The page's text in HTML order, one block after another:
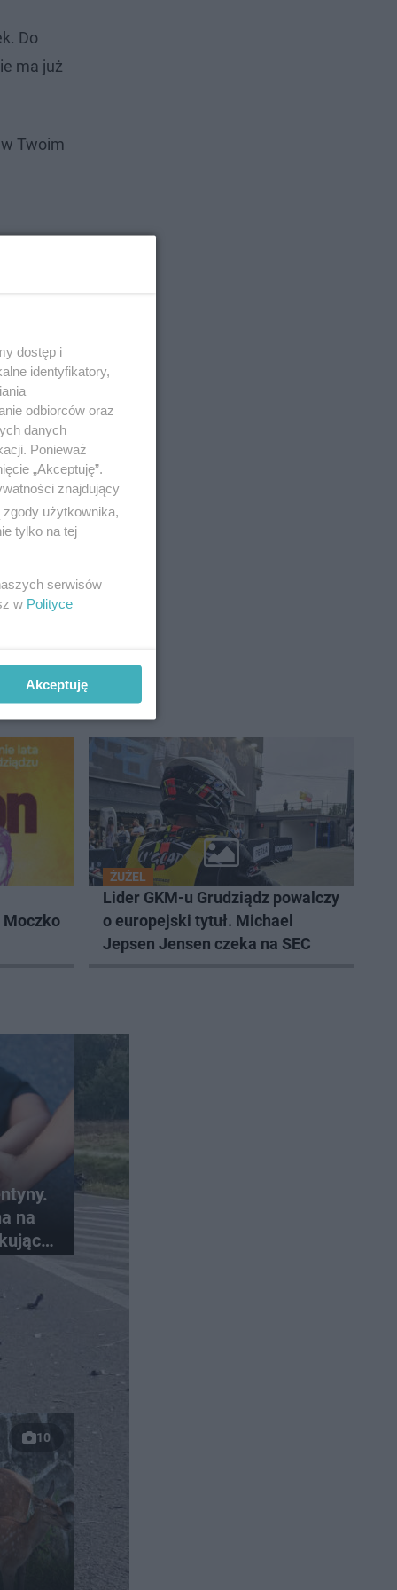
Do
ma już
Twoim
Moczko
ŻUŻEL
Lider GKM-u Grudziądz powalczy
o europejski tytuł. Michael
Jepsen Jensen czeka na SEC
na
10
dostęp i
identyfikatory,
odbiorców oraz
danych
Ponieważ
„Akceptuję”.
znajdujący
użytkownika,
tylko na tej
serwisów
w Polityce
Akceptuję